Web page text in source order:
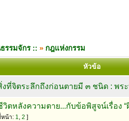
รรมจักร :: » กฎแห่งกรรม
หัวข้อ
งที่จิตระลึกถึงก่อนตายมี ๓ ชนิด : พ
วิตหลังความตาย...กับข้อพิสูจน์เรื่อง “ผี
น้า: 1, 2 ]